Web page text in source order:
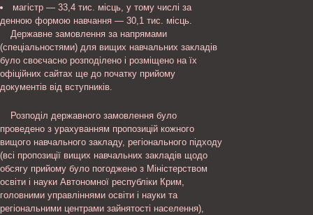
магістр — 33,4 тис. місць, у тому числі за
денною формою навчання — 30,1 тис. місць.
Державне замовлення за напрямами
(спеціальностями) для вищих навчальних закладів
було своєчасно розподілено і розміщено на їх
офіційних сайтах ще до початку прийому
документів від вступників.
Розподіл державного замовлення було
проведено з урахуванням пропозицій кожного
вищого навчального закладу, регіонального підходу
(всі пропозиції вищих навчальних закладів щодо
обсягу прийому було погоджено з Міністерством
освіти і науки Автономної республіки Крим,
головними управліннями освіти і науки та
регіональними центрами зайнятості населення),